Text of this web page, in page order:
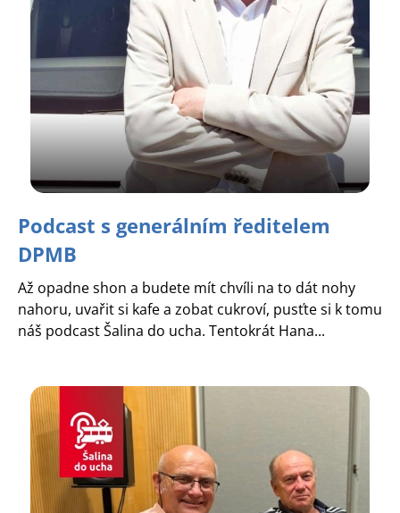
Podcast s generálním ředitelem
DPMB
Až opadne shon a budete mít chvíli na to dát nohy
nahoru, uvařit si kafe a zobat cukroví, pusťte si k tomu
náš podcast Šalina do ucha. Tentokrát Hana...